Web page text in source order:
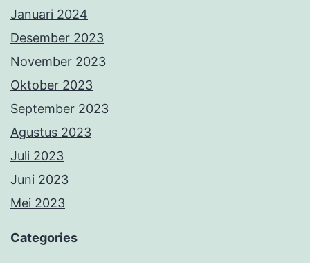
Januari 2024
Desember 2023
November 2023
Oktober 2023
September 2023
Agustus 2023
Juli 2023
Juni 2023
Mei 2023
Categories